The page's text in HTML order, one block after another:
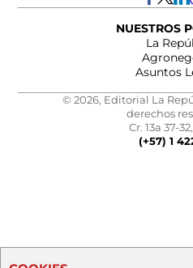
NUESTROS
La
Asuntos
© 2026, Editorial La
derechos
Cr. 13a 37-
(+57) 1